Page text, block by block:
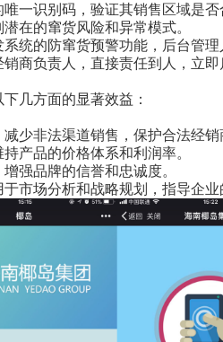
一识别码，验证其销售区域是否
在的窜货风险和异常模式。
统的防窜货预警功能，后台管
商负责人，直接责任到人，立
几方面的显著效益：
少非法渠道销售，保护合法经销
产品的价格体系和利润率。
强品牌的信誉和忠诚度。
市场分析和战略规划，指导企业